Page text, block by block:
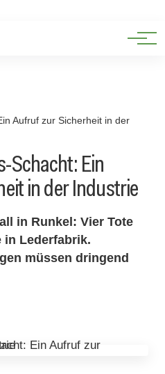
Aufruf zur Sicherheit in der
Schacht: Ein
in der Industrie
in Runkel: Vier Tote
in Lederfabrik.
müssen dringend